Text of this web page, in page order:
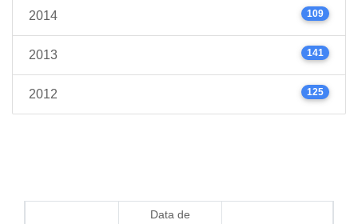
2014 109
2013 141
2012 125
Data de